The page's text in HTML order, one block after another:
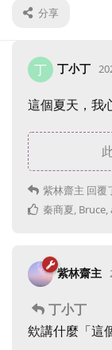
分享
丁 丁小丁
這個夏天，我
紫林齋主 回覆
秦商夏, Bruce,
紫林齋主
丁小丁
欸講什麼「這